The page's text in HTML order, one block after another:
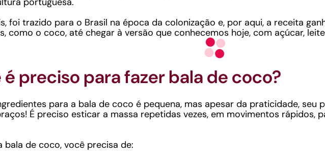
foi trazido para o Brasil na época da colonização e, por aqui, a receita
como o coco, até chegar à versão que conhecemos hoje, com açúcar,
é preciso para fazer bala de coco?
para a bala de coco é pequena, mas apesar da praticidade, seu
É preciso esticar a massa repetidas vezes, em movimentos rápidos,
bala de coco, você precisa de: